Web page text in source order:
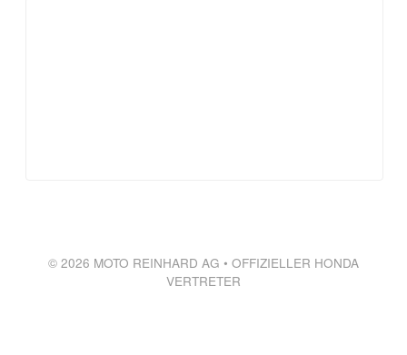
© 2026 MOTO REINHARD AG • OFFIZIELLER HONDA
VERTRETER